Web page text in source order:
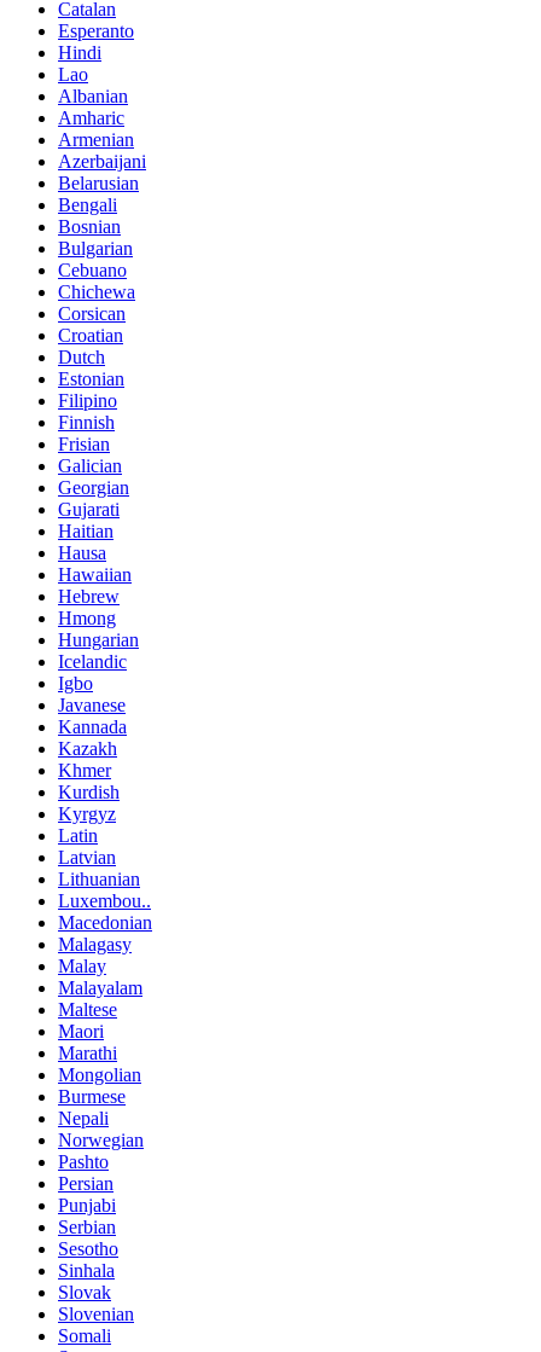
Catalan
Esperanto
Hindi
Lao
Albanian
Amharic
Armenian
Azerbaijani
Belarusian
Bengali
Bosnian
Bulgarian
Cebuano
Chichewa
Corsican
Croatian
Dutch
Estonian
Filipino
Finnish
Frisian
Galician
Georgian
Gujarati
Haitian
Hausa
Hawaiian
Hebrew
Hmong
Hungarian
Icelandic
Igbo
Javanese
Kannada
Kazakh
Khmer
Kurdish
Kyrgyz
Latin
Latvian
Lithuanian
Luxembou..
Macedonian
Malagasy
Malay
Malayalam
Maltese
Maori
Marathi
Mongolian
Burmese
Nepali
Norwegian
Pashto
Persian
Punjabi
Serbian
Sesotho
Sinhala
Slovak
Slovenian
Somali